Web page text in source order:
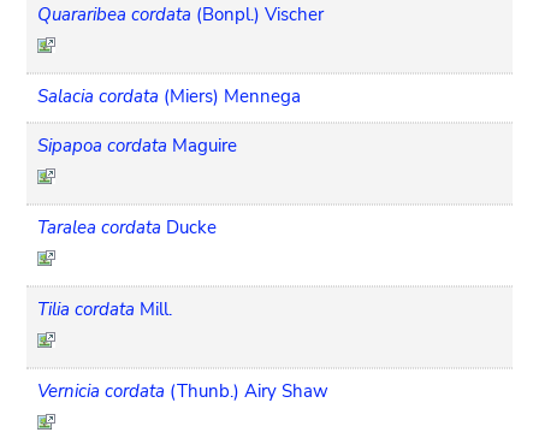
Quararibea cordata (Bonpl.) Vischer
Salacia cordata (Miers) Mennega
Sipapoa cordata Maguire
Taralea cordata Ducke
Tilia cordata Mill.
Vernicia cordata (Thunb.) Airy Shaw